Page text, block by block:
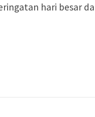
hari besar